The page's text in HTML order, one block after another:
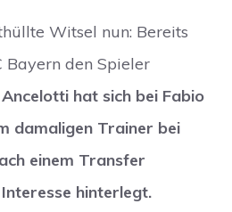
Witsel nun: Bereits
den Spieler
hat sich bei Fabio
damaligen Trainer bei
einem Transfer
hinterlegt.